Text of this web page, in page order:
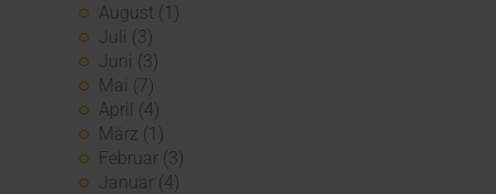
August (1)
Juli (3)
Juni (3)
Mai (7)
April (4)
März (1)
Februar (3)
Januar (4)